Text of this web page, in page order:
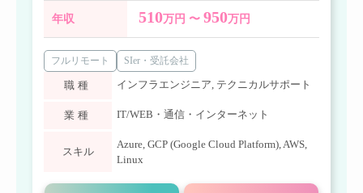
年収 510万円 〜950万円
フルリモート SIer・受託会社
職種 インフラエンジニア, テクニカルサポート
業種 IT/WEB・通信・インターネット
スキル
Azure, GCP (Google Cloud Platform),AWS,
Linux